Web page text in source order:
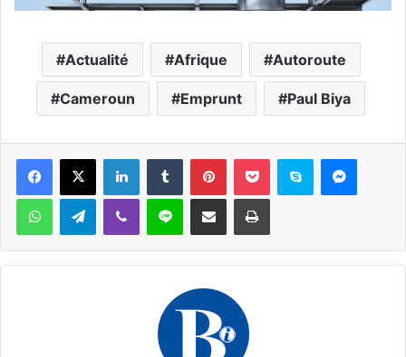
Actualité Afrique Autoroute
Cameroun Emprunt Paul Biya
Facebook
X LinkedinTumblr PinterestPocket Skype
WhatsAppTelegramViber Ligne Partager par email Imprimer